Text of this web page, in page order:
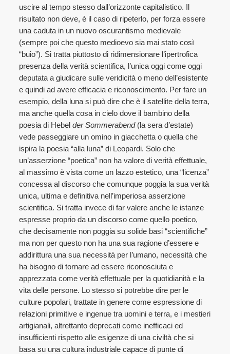
uscire al tempo stesso dall’orizzonte capitalistico. Il
risultato non deve, è il caso di ripeterlo, per forza essere
una caduta in un nuovo oscurantismo medievale
(sempre poi che questo medioevo sia mai stato così
“buio”). Si tratta piuttosto di ridimensionare l’ipertrofica
presenza della verità scientifica, l’unica oggi come oggi
deputata a giudicare sulle veridicità o meno dell’esistente
e quindi ad avere efficacia e riconoscimento. Per fare un
esempio, della luna si può dire che è il satellite della terra,
ma anche quella cosa in cielo dove il bambino della
poesia di Hebelder Sommerabend(la sera d’estate)
vede passeggiare un omino in giacchetta o quella che
ispira la poesia “alla luna” di Leopardi. Solo che
un’asserzione “poetica” non ha valore di verità effettuale,
al massimo è vista come un lazzo estetico, una “licenza”
concessa al discorso che comunque poggia la sua verità
unica, ultima e definitiva nell’imperiosa asserzione
scientifica. Si tratta invece di far valere anche le istanze
espresse proprio da un discorso come quello poetico,
che decisamente non poggia su solide basi “scientifiche”
ma non per questo non ha una sua ragione d’essere e
addirittura una sua necessità per l’umano, necessità che
ha bisogno di tornare ad essere riconosciuta e
apprezzata come verità effettuale per la quotidianità e la
vita delle persone. Lo stesso si potrebbe dire per le
culture popolari, trattate in genere come espressione di
relazioni primitive e ingenue tra uomini e terra, e i mestieri
artigianali, altrettanto deprecati come inefficaci ed
insufficienti rispetto alle esigenze di una civiltà che si
basa su una cultura industriale capace di punte di